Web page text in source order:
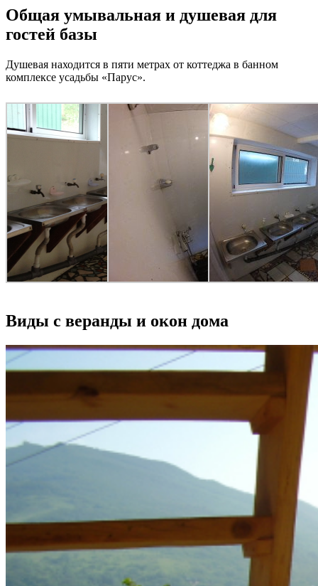
Общая умывальная и душевая для
гостей базы
Душевая находится в пяти метрах от коттеджа в банном
комплексе усадьбы «Парус».
Виды с веранды и окон дома